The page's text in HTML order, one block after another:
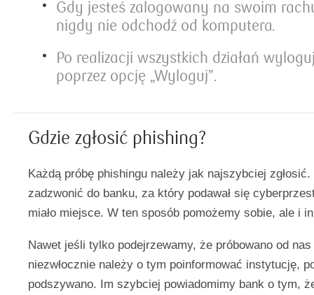
Gdy jesteś zalogowany na swoim
nigdy nie odchodź od komputera.
Po realizacji wszystkich działań
poprzez opcję „Wyloguj”.
Gdzie zgłosić phishing?
Każdą próbę phishingu należy jak najszybciej
zadzwonić do banku, za który podawał się
miało miejsce. W ten sposób pomożemy sobie, ale i
Nawet jeśli tylko podejrzewamy, że próbowano od
niezwłocznie należy o tym poinformować instytucję,
podszywano. Im szybciej powiadomimy bank o tym,